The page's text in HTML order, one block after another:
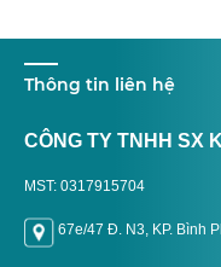
Thông tin liên hệ
CÔNG TY TNHH SX
MST: 0317915704
67e/47 Đ. N3, KP. Bình